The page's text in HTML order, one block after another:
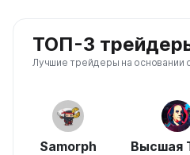
ТОП-3
Лучшие трейдеры на основании
Samorph Высшая